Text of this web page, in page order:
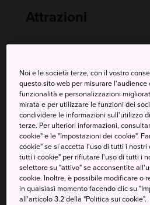
Attrazioni
Vivere appieno il Monte
sorgenti termali
Brindare in compagnia con
locale
Come arrivare
Noi e le società terze, con il vostro
questo sito web per misurare
funzionalità e personalizzazioni
mirata e per utilizzare le funzioni dei
condividere le informazioni sull'utilizzo
terze. Per ulteriori informazioni,
cookie" e le "Impostazioni dei cookie".
cookie" se si accetta l'uso di tutti i nostri
tutti i cookie" per rifiutare l'uso di tutti i
selettore su "attivo" se acconsentite
cookie. Inoltre, è possibile modificare o
in qualsiasi momento facendo clic su
all'articolo 3.2 della "Politica sui cookie".